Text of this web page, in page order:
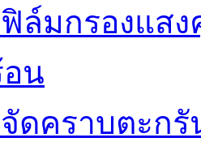
ล์มกรองแส
น
ดคราบตะก